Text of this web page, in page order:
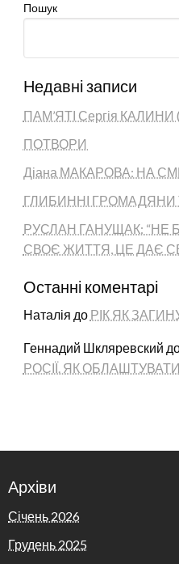
Пошук
Недавні записи
ПАМ’ЯТІ Сергія
ПОТВОРИ
Діана МАКАРОВА: НА
ГЛИБИННІ
РУСЛАН ГАНУЩАК: “НЕ
СВОЄ ЖИТТЯ, ЦЕ ДАЄ
Останні коментарі
Наталія до РІК ЯК
Геннадий Шкляревский
РОСІЇ. ЯК
Архіви
Січень 2026
Грудень 2025